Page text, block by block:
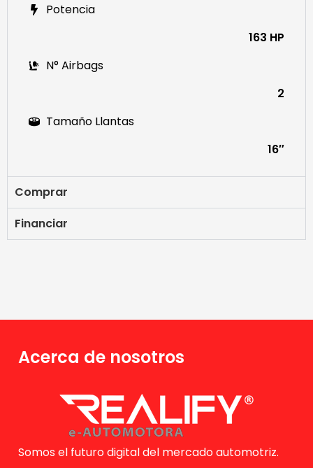
Potencia
163 HP
N° Airbags
2
Tamaño Llantas
16″
Comprar
Financiar
Acerca de nosotros
Somos el futuro digital del mercado automotriz.